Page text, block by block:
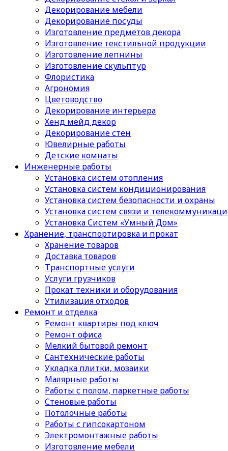
Декорирование мебели
Декорирование посуды
Изготовление предметов декора
Изготовление текстильной продукции
Изготовление лепнины
Изготовление скульптур
Флористика
Агрономия
Цветоводство
Декорирование интерьера
Хенд мейд декор
Декорирование стен
Ювелирные работы
Детские комнаты
Инженерные работы
Установка систем отопления
Установка систем кондиционирования
Установка систем безопасности и охраны
Установка систем связи и
Установка Систем «Умный Дом»
Хранение, транспортировка и прокат
Хранение товаров
Доставка товаров
Транспортные услуги
Услуги грузчиков
Прокат техники и оборудования
Утилизация отходов
Ремонт и отделка
Ремонт квартиры под ключ
Ремонт офиса
Мелкий бытовой ремонт
Сантехнические работы
Укладка плитки, мозаики
Малярные работы
Работы с полом, паркетные работы
Стеновые работы
Потолочные работы
Работы с гипсокартоном
Электромонтажные работы
Изготовление мебели